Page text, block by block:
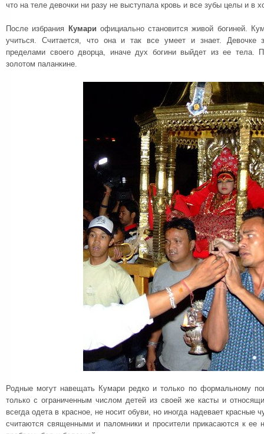
что на теле девочки ни разу не выступала кровь и все зубы целы и в
После избрания Кумари официально становится живой богиней.
учиться. Считается, что она и так все умеет и знает. Девочке
пределами своего дворца, иначе дух богини выйдет из ее тела.
золотом паланкине.
Родные могут навещать Кумари редко и только по формальному
только с ограниченным числом детей из своей же касты и
всегда одета в красное, не носит обуви, но иногда надевает красные
считаются священными и паломники и просители прикасаются к ее